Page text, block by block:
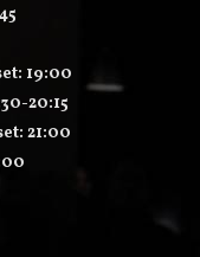
19:00
20:15
21:00